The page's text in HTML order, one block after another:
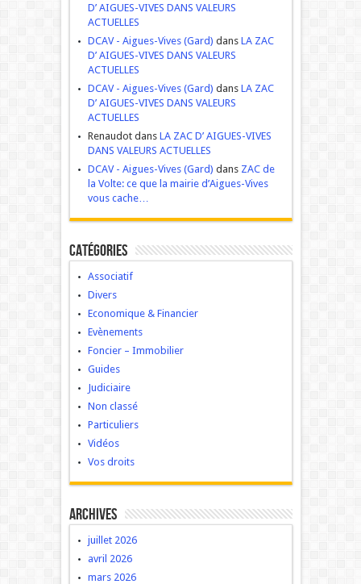
D’ AIGUES-VIVES DANS VALEURS
ACTUELLES
DCAV - Aigues-Vives (Gard) dans LA ZAC
D’ AIGUES-VIVES DANS VALEURS
ACTUELLES
DCAV - Aigues-Vives (Gard) dans LA ZAC
D’ AIGUES-VIVES DANS VALEURS
ACTUELLES
Renaudot dans LA ZAC D’ AIGUES-VIVES
DANS VALEURS ACTUELLES
DCAV - Aigues-Vives (Gard) dans ZAC de
la Volte: ce que la mairie d’Aigues-Vives
vous cache…
Catégories
Associatif
Divers
Economique & Financier
Evènements
Foncier – Immobilier
Guides
Judiciaire
Non classé
Particuliers
Vidéos
Vos droits
Archives
juillet 2026
avril 2026
mars 2026